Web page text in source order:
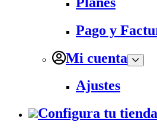
Pago y
Mi cuenta
Ajustes
Configura tu tienda